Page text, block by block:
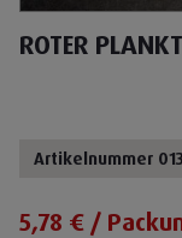
ROTER
Artikelnummer
5,78 € /